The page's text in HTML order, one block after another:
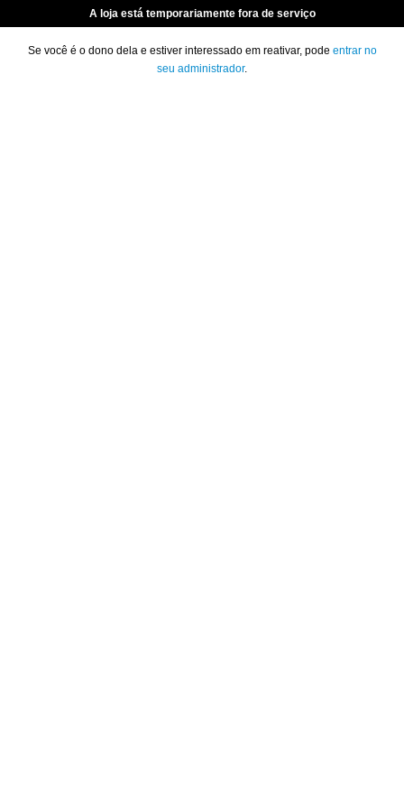
A loja está temporariamente fora de serviço
Se você é o dono dela e estiver interessado em reativar, pode entrar no
seu administrador.